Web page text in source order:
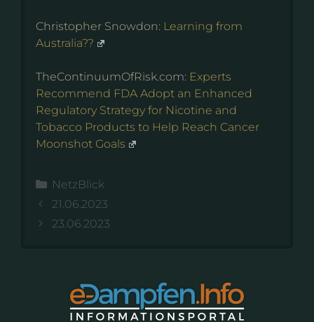
Christopher Snowdon: Learning from
Australia??
TheContinuumOfRisk.com: Experts
Recommend FDA Adopt an Enhanced
Regulatory Strategy for Nicotine and
Tobacco Products to Help Reach Cancer
Moonshot Goals
Kategorien
NetzBlick
21.06.2023
23.06.2023